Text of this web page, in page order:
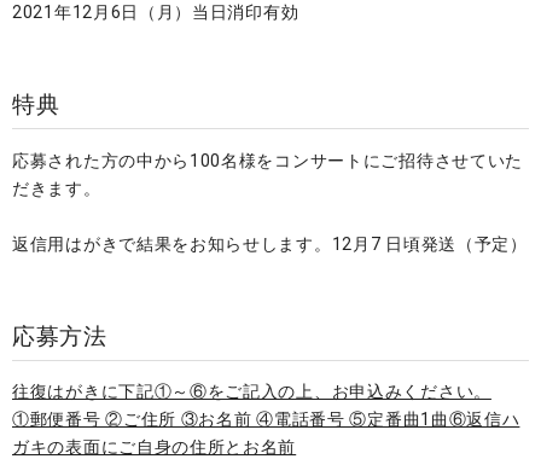
2021年12月6日（月）当日消印有効
特典
応募された方の中から100名様をコンサートにご招待させていた
だきます。
返信用はがきで結果をお知らせします。12月7 日頃発送（予定）
応募方法
往復はがきに下記①～⑥をご記入の上、お申込みください。
①郵便番号 ②ご住所 ③お名前 ④電話番号 ⑤定番曲1曲⑥返信ハ
ガキの表面にご自身の住所とお名前